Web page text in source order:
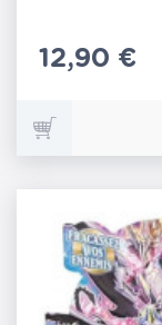
Prix
12,90 €